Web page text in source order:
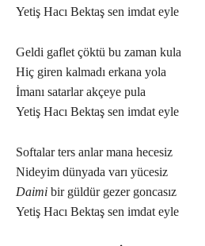
Yetiş Hacı Bektaş sen imdat eyle
Geldi gaflet çöktü bu zaman kula
Hiç giren kalmadı erkana yola
İmanı satarlar akçeye pula
Yetiş Hacı Bektaş sen imdat eyle
Softalar ters anlar mana hecesiz
Nideyim dünyada varı yücesiz
Daimi bir güldür gezer goncasız
Yetiş Hacı Bektaş sen imdat eyle